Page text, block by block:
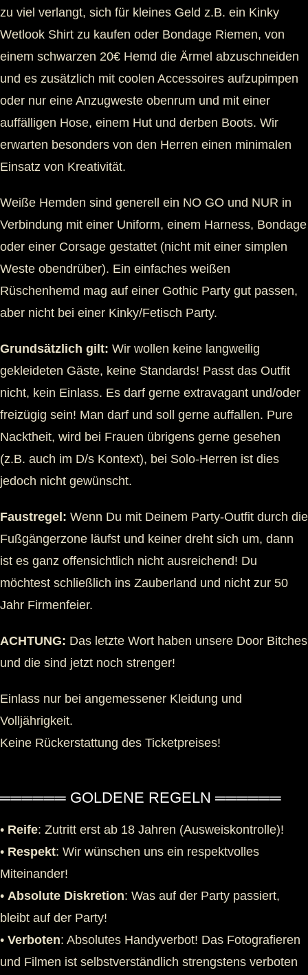
zu viel verlangt, sich für kleines Geld z.B. ein Kinky
Wetlook Shirt zu kaufen oder Bondage Riemen, von
einem schwarzen 20€ Hemd die Ärmel abzuschneiden
und es zusätzlich mit coolen Accessoires aufzupimpen
oder nur eine Anzugweste obenrum und mit einer
auffälligen Hose, einem Hut und derben Boots. Wir
erwarten besonders von den Herren einen minimalen
Einsatz von Kreativität.
Weiße Hemden sind generell ein NO GO und NUR in
Verbindung mit einer Uniform, einem Harness, Bondage
oder einer Corsage gestattet (nicht mit einer simplen
Weste obendrüber). Ein einfaches weißen
Rüschenhemd mag auf einer Gothic Party gut passen,
aber nicht bei einer Kinky/Fetisch Party.
Grundsätzlich gilt: Wir wollen keine langweilig
gekleideten Gäste, keine Standards! Passt das Outfit
nicht, kein Einlass. Es darf gerne extravagant und/oder
freizügig sein! Man darf und soll gerne auffallen. Pure
Nacktheit, wird bei Frauen übrigens gerne gesehen
(z.B. auch im D/s Kontext), bei Solo-Herren ist dies
jedoch nicht gewünscht.
Faustregel: Wenn Du mit Deinem Party-Outfit durch die
Fußgängerzone läufst und keiner dreht sich um, dann
ist es ganz offensichtlich nicht ausreichend! Du
möchtest schließlich ins Zauberland und nicht zur 50
Jahr Firmenfeier.
ACHTUNG: Das letzte Wort haben unsere Door Bitches
und die sind jetzt noch strenger!
Einlass nur bei angemessener Kleidung und
Volljährigkeit.
Keine Rückerstattung des Ticketpreises!
══════ GOLDENE REGELN ══════
• Reife: Zutritt erst ab 18 Jahren (Ausweiskontrolle)!
• Respekt: Wir wünschen uns ein respektvolles
Miteinander!
• Absolute Diskretion: Was auf der Party passiert,
bleibt auf der Party!
• Verboten: Absolutes Handyverbot! Das Fotografieren
und Filmen ist selbstverständlich strengstens verboten